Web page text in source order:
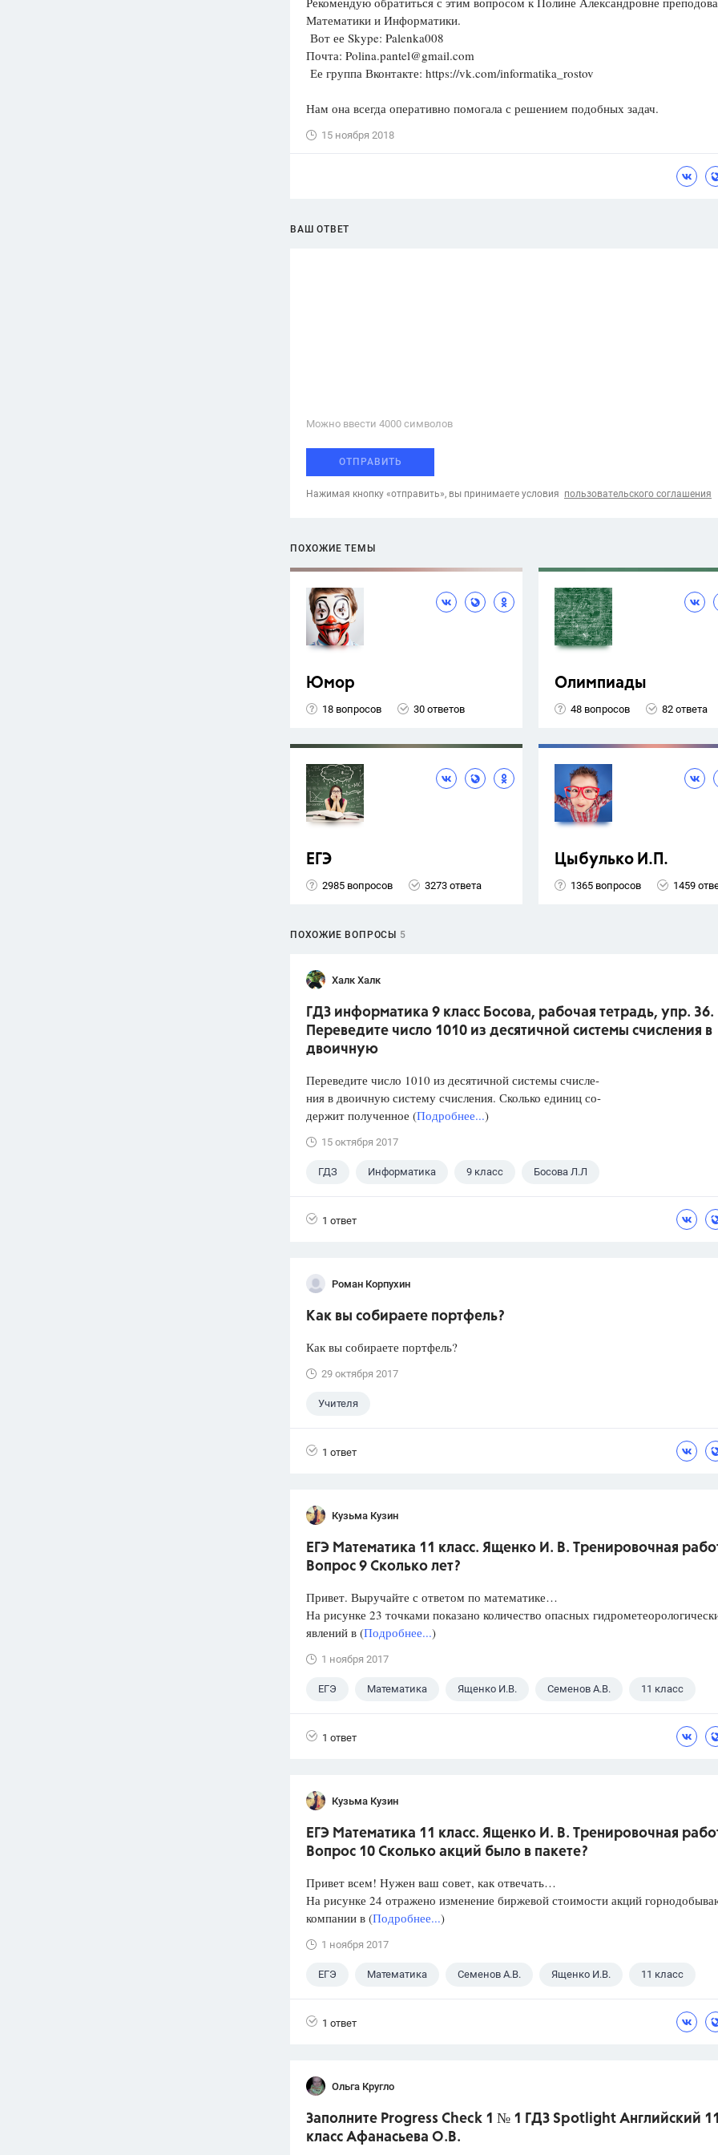
Математики и Информатики.
Вот ее Skype: Palenka008
Почта: Polina.pantel@gmail.com
Ее группа Вконтакте: https://vk.com/informatika_rostov
Нам она всегда оперативно помогала с решением подобных задач.
15 ноября 2018
ВАШ ОТВЕТ
Можно ввести 4000 cимволов
ОТПРАВИТЬ
Нажимая кнопку «отправить», вы принимаете условия пользовательского соглашения
ПОХОЖИЕ ТЕМЫ
Юмор
18 вопросов 30 ответов
Олимпиады
48 вопросов 82 ответа
ЕГЭ
2985 вопросов 3273 ответа
Цыбулько И.П.
1365 вопросов 1459
ПОХОЖИЕ ВОПРОСЫ 5
Халк Халк
ГДЗ информатика 9 класс Босова, рабочая тетрадь, упр. 36.
Переведите число 1010 из десятичной системы счисления в
двоичную
Переведите число 1010 из десятичной системы счисле-
ния в двоичную систему счисления. Сколько единиц со-
держит полученное (Подробнее...)
15 октября 2017
ГДЗ Информатика 9 класс Босова Л.Л
1 ответ
Роман Корпухин
Как вы собираете портфель?
Как вы собираете портфель?
29 октября 2017
Учителя
1 ответ
Кузьма Кузин
ЕГЭ Математика 11 класс. Ященко И. В. Тренировочная
Вопрос 9 Сколько лет?
Привет. Выручайте с ответом по математике…
На рисунке 23 точками показано количество опасных
явлений в (Подробнее...)
1 ноября 2017
ЕГЭ Математика Ященко И.В. Семенов А.В. 11 класс
1 ответ
Кузьма Кузин
ЕГЭ Математика 11 класс. Ященко И. В. Тренировочная
Вопрос 10 Сколько акций было в пакете?
Привет всем! Нужен ваш совет, как отвечать…
На рисунке 24 отражено изменение биржевой стоимости акций
компании в (Подробнее...)
1 ноября 2017
ЕГЭ Математика Семенов А.В. Ященко И.В. 11 класс
1 ответ
Ольга Кругло
Заполните Progress Check 1 № 1 ГДЗ Spotlight Английский
класс Афанасьева О.В.